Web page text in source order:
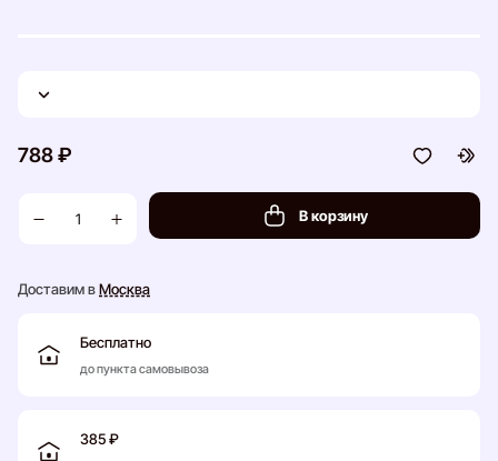
788 ₽
В корзину
Доставим вМосква
Бесплатно
до пункта самовывоза
385 ₽